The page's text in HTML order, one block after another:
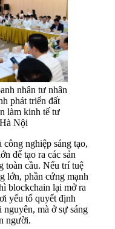
nhân tư nhân
phát triển đất
làm kinh tế tư
Nội
nghiệp sáng tạo,
để tạo ra các sản
toàn cầu. Nếu trí tuệ
lớn, phần cứng mạnh
blockchain lại mở ra
yếu tố quyết định
mà ở sự sáng
người.